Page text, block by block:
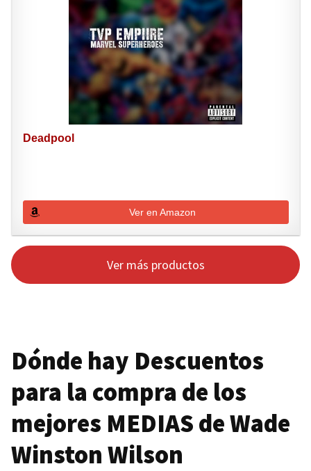
Deadpool
Ver en Amazon
Ver más productos
Dónde hay Descuentos
para la compra de los
mejores MEDIAS de Wade
Winston Wilson